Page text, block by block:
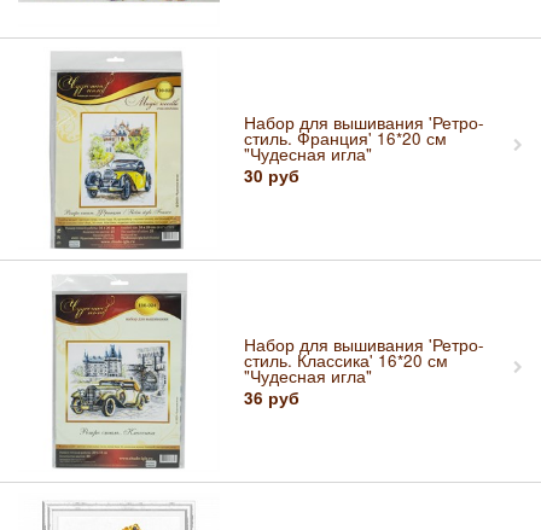
Набор для вышивания 'Ретро-
стиль. Франция' 16*20 см
"Чудесная игла"
30 руб
Набор для вышивания 'Ретро-
стиль. Классика' 16*20 см
"Чудесная игла"
36 руб